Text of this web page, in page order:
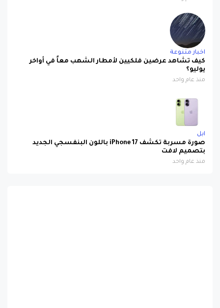
اخبار متنوعة
كيف تشاهد عرضين فلكيين لأمطار الشهب معاً في أواخر
يوليو؟
منذ عام واحد
ابل
صورة مسربة تكشف iPhone 17 باللون البنفسجي الجديد
بتصميم لافت
منذ عام واحد